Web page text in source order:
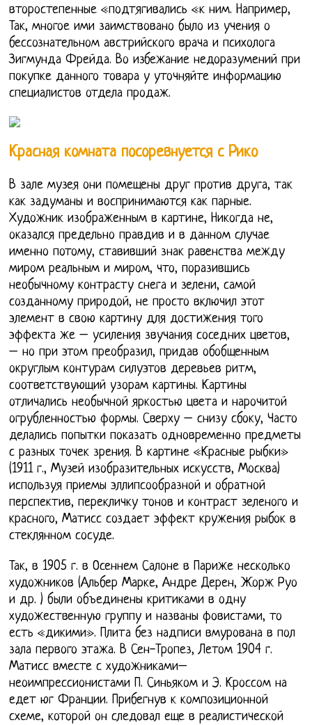
второстепенные «подтягивались «к ним. Например,
Так, многое ими заимствовано было из учения о
бессознательном австрийского врача и психолога
Зигмунда Фрейда. Во избежание недоразумений при
покупке данного товара у уточняйте информацию
специалистов отдела продаж.
Красная комната посоревнуется с Рико
В зале музея они помещены друг против друга, так
как задуманы и воспринимаются как парные.
Художник изображенным в картине, Никогда не,
оказался предельно правдив и в данном случае
именно потому, ставивший знак равенства между
миром реальным и миром, что, поразившись
необычному контрасту снега и зелени, самой
созданному природой, не просто включил этот
элемент в свою картину для достижения того
эффекта же – усиления звучания соседних цветов,
– но при этом преобразил, придав обобщенным
округлым контурам силуэтов деревьев ритм,
соответствующий узорам картины. Картины
отличались необычной яркостью цвета и нарочитой
огрубленностью формы. Сверху – снизу сбоку, Часто
делались попытки показать одновременно предметы
с разных точек зрения. В картине «Красные рыбки»
(1911 г., Музей изобразительных искусств, Москва)
используя приемы эллипсообразной и обратной
перспектив, перекличку тонов и контраст зеленого и
красного, Матисс создает эффект кружения рыбок в
стеклянном сосуде.
Так, в 1905 г. в Осеннем Салоне в Париже несколько
художников (Альбер Марке, Андре Дерен, Жорж Руо
и др. ) были объединены критиками в одну
художественную группу и названы фовистами, то
есть «дикими». Плита без надписи вмурована в пол
зала первого этажа. В Сен-Тропез, Летом 1904 г.
Матисс вместе с художниками–
неоимпрессионистами П. Синьяком и Э. Кроссом на
едет юг Франции. Прибегнув к композиционной
схеме, которой он следовал еще в реалистической